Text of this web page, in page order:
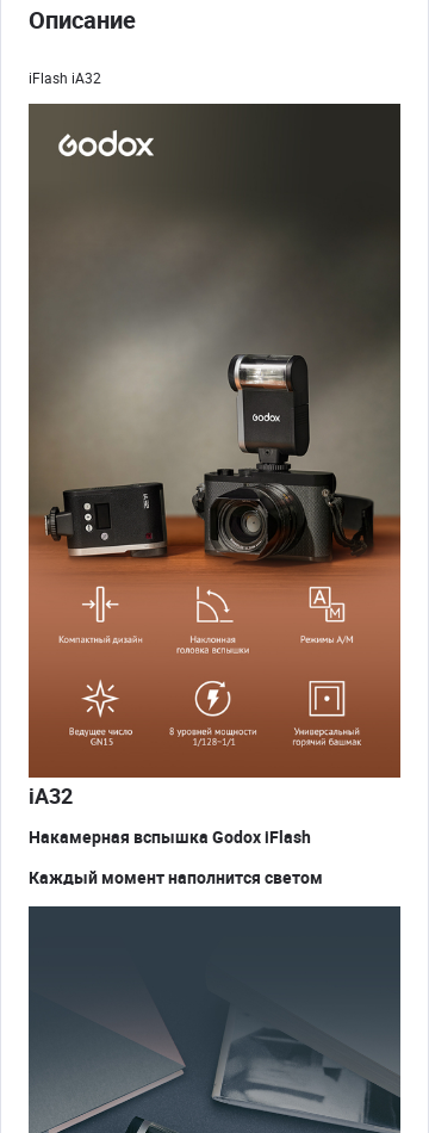
Описание
iFlash iA32
iA32
Накамерная вспышка Godox iFlash
Каждый момент наполнится светом